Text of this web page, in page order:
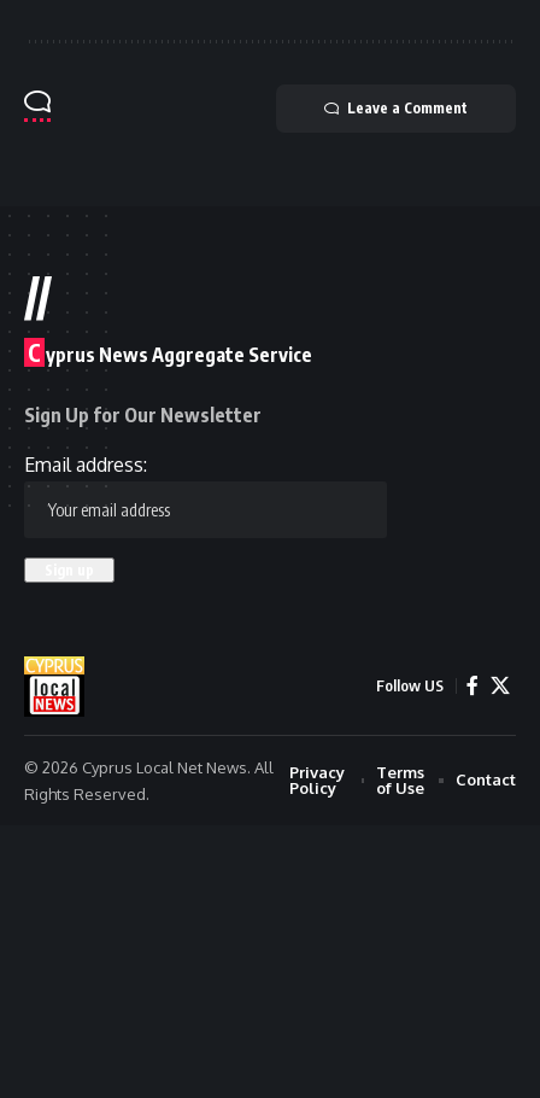
Leave a Comment
//
C yprus News Aggregate Service
Sign Up for Our Newsletter
Email address:
Follow US
© 2026 Cyprus Local Net News. All
Rights Reserved.
Privacy
Policy
Terms
of Use
Contact